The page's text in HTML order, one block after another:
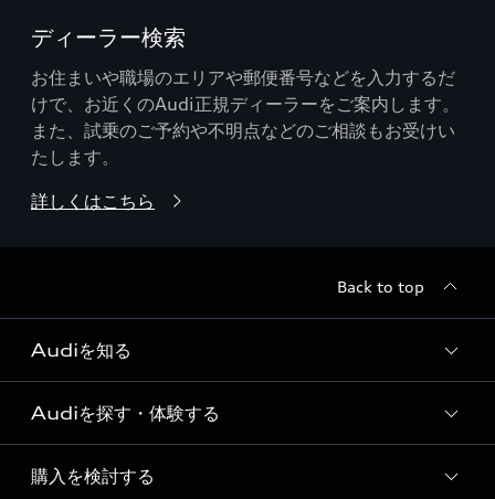
ディーラー検索
お住まいや職場のエリアや郵便番号などを入力するだ
けで、お近くのAudi正規ディーラーをご案内します。
また、試乗のご予約や不明点などのご相談もお受けい
たします。
詳しくはこちら
Back to top
Audiを知る
Audi ブランド
Story of Progress
Audiを探す・体験する
ディーラー検索
購入を検討する